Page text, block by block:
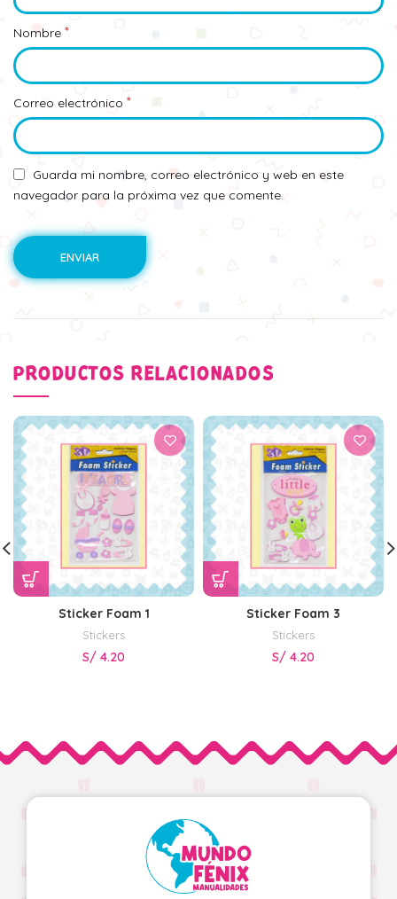
Nombre *
Correo electrónico *
Guarda mi nombre, correo electrónico y web en este
navegador para la próxima vez que comente.
PRODUCTOS RELACIONADOS
Sticker Foam 1
Stickers
S/ 4.20
Sticker Foam 3
Stickers
S/ 4.20